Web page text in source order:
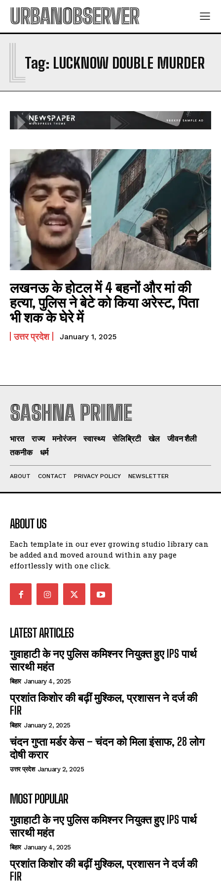
I WANT IN
URBANOBSERVER
Tag: LUCKNOW DOUBLE MURDER
L
लखनऊ के होटल में 4 बहनों और मां की
हत्‍या, पुलिस ने बेटे को किया अरेस्‍ट, पिता
भी शक के घेरे में
उत्तर प्रदेश January 1, 2025
SASHNA PRIME
भारत राज्य मनोरंजन स्वास्थ्य सेलिब्रिटी खेल
जीवन शैली
तकनीक
धर्म
ABOUT CONTACT PRIVACY POLICY NEWSLETTER
ABOUT US
Each template in our ever growing studio library can
be added and moved around within any page
effortlessly with one click.
LATEST ARTICLES
गुवाहाटी के नए पुलिस कमिश्नर नियुक्त हुए IPS पार्थ
सारथी महंत
बिहार January 4, 2025
प्रशांत किशोर की बढ़ीं मुश्किल, प्रशासन ने दर्ज की
FIR
बिहार January 2, 2025
चंदन गुप्‍ता मर्डर केस – चंदन को मिला इंसाफ, 28 लोग
दोषी करार
उत्तर प्रदेश January 2, 2025
MOST POPULAR
गुवाहाटी के नए पुलिस कमिश्नर नियुक्त हुए IPS पार्थ
सारथी महंत
बिहार January 4, 2025
प्रशांत किशोर की बढ़ीं मुश्किल, प्रशासन ने दर्ज की
FIR